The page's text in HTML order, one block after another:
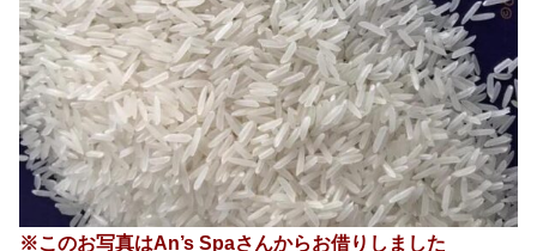
※このお写真はAn’s Spaさんからお借りしました